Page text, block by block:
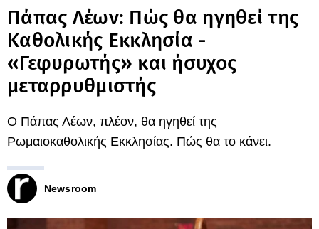
Πάπας Λέων: Πώς θα ηγηθεί της
Καθολικής Εκκλησία -
«Γεφυρωτής» και ήσυχος
μεταρρυθμιστής
Ο Πάπας Λέων, πλέον, θα ηγηθεί της
Ρωμαιοκαθολικής Εκκλησίας. Πώς θα το κάνει.
Newsroom